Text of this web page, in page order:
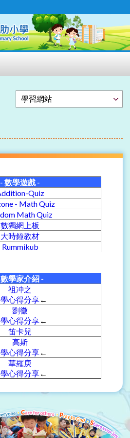
- 數學遊戲 -
Quiz
- Math Quiz
Math Quiz
數獨網上板
大時鐘教材
Rummikub
學家介紹 -
祖冲之
心得分享←
劉徽
心得分享←
笛卡兒
高斯
心得分享←
華羅庚
心得分享←